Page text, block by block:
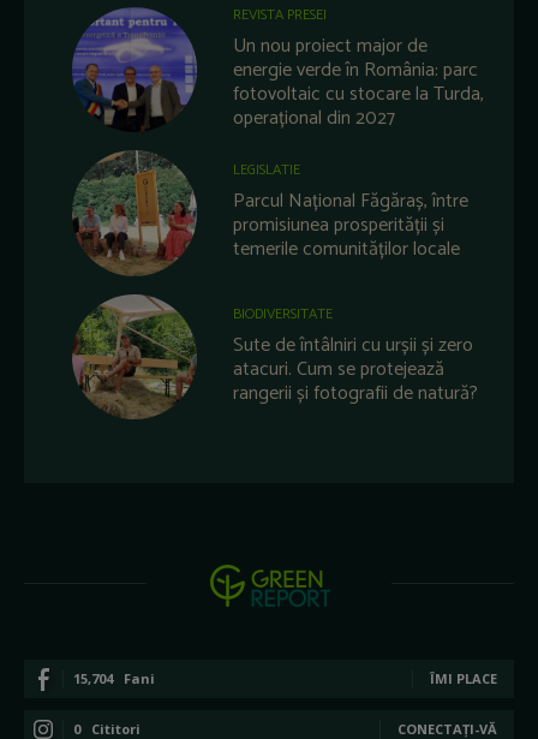
REVISTA PRESEI
Un nou proiect major de
energie verde în România: parc
fotovoltaic cu stocare la Turda,
operațional din 2027
LEGISLATIE
Parcul Național Făgăraș, între
promisiunea prosperității și
temerile comunităților locale
BIODIVERSITATE
Sute de întâlniri cu urșii și zero
atacuri. Cum se protejează
rangerii și fotografii de natură?
15,704 Fani ÎMI PLACE
0 Cititori CONECTAȚI-VĂ